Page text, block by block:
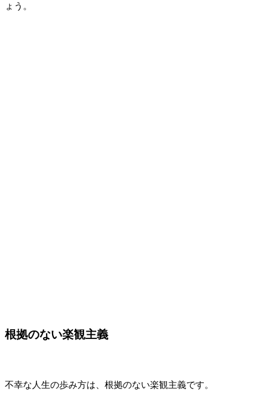
ょう。
根拠のない楽観主義
不幸な人生の歩み方は、根拠のない楽観主義です。